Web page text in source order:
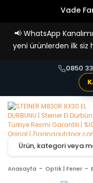
Vade
📢 WhatsApp
yeni ürünlerden ilk siz
0850
Anasayfa Optik | Fener